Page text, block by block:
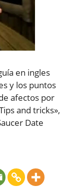
en ingles
y los puntos
afectos por
and tricks»,
Date